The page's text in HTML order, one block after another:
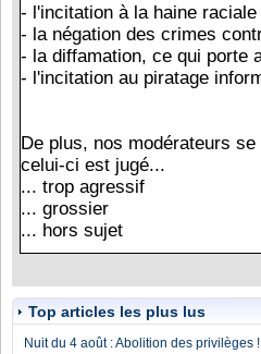
Top articles les plus lus
Nuit du 4 août : Abolition des privilèges !